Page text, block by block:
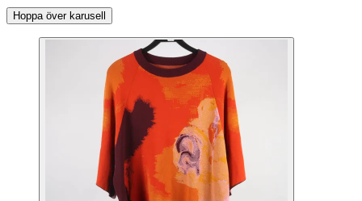
Hoppa över karusell